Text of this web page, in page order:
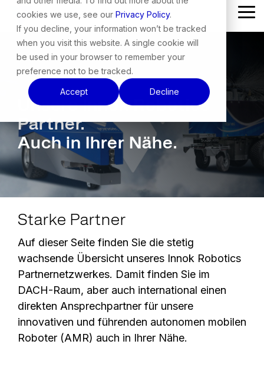
cookies we use, see our Privacy Policy.
If you decline, your information won’t be tracked
when you visit this website. A single cookie will
be used in your browser to remember your
preference not to be tracked.
Accept Decline
Skip
main
content.
Unsere Innok Robotics
Partner.
Auch in Ihrer Nähe.
Starke Partner
Auf dieser Seite finden Sie die stetig
wachsende Übersicht unseres Innok Robotics
Partnernetzwerkes. Damit finden Sie im
DACH-Raum, aber auch international einen
direkten Ansprechpartner für unsere
innovativen und führenden autonomen mobilen
Roboter (AMR) auch in Ihrer Nähe.